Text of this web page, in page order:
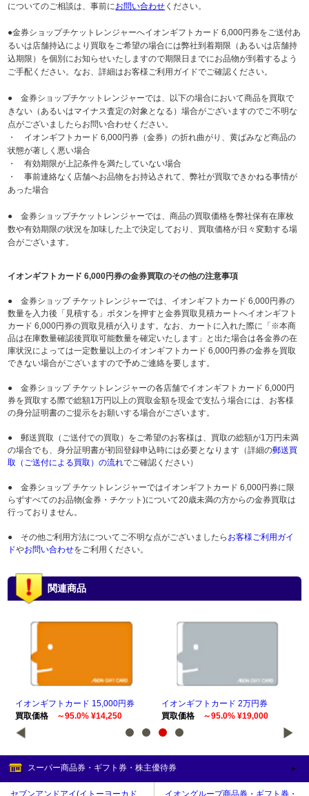
についてのご相談は、事前にお問い合わせ ください。
●金券ショップチケットレンジャーへイオンギフトカード 6,000円券をご送付あ
るいは店舗持込により買取をご希望の場合には弊社到着期限（あるいは店舗持
込期限）を個別にお知らせいたしますので期限日までにお品物が到着するよう
ご手配ください。なお、詳細はお客様ご利用ガイドでご確認ください。
● 金券ショップチケットレンジャーでは、以下の場合において商品を買取で
きない（あるいはマイナス査定の対象となる）場合がございますのでご不明な
点がございましたらお問い合わせください。
・ イオンギフトカード 6,000円券（金券）の折れ曲がり、黄ばみなど商品の
状態が著しく悪い場合
・ 有効期限が上記条件を満たしていない場合
・ 事前連絡なく店舗へお品物をお持込されて、弊社が買取できかねる事情が
あった場合
● 金券ショップチケットレンジャーでは、商品の買取価格を弊社保有在庫枚
数や有効期限の状況を加味した上で決定しており、買取価格が日々変動する場
合がございます。
イオンギフトカード 6,000円券の金券買取のその他の注意事項
● 金券ショップ チケットレンジャーでは、イオンギフトカード 6,000円券の
数量を入力後「見積する」ボタンを押すと金券買取見積カートへイオンギフト
カード 6,000円券の買取見積が入ります。なお、カートに入れた際に「※本商
品は在庫数量確認後買取可能数量を確定いたします」と出た場合は各金券の在
庫状況によっては一定数量以上のイオンギフトカード 6,000円券の金券を買取
できない場合がございますので予めご連絡を要します。
● 金券ショップ チケットレンジャーの各店舗でイオンギフトカード 6,000円
券を買取する際で総額1万円以上の買取金額を現金で支払う場合には、お客様
の身分証明書のご提示をお願いする場合がございます。
● 郵送買取（ご送付での買取）をご希望のお客様は、買取の総額が1万円未満
の場合でも、身分証明書が初回登録申込時には必要となります（詳細の郵送買
取（ご送付による買取）の流れでご確認ください）
● 金券ショップ チケットレンジャーではイオンギフトカード 6,000円券に限
らずすべてのお品物(金券・チケット)について20歳未満の方からの金券買取は
行っておりません。
● その他ご利用方法についてご不明な点がございましたら お客様ご利用ガイ
ドやお問い合わせをご利用ください。
関連商品
イオンギフトカード 15,000円券
買取価格
～95.0% ¥14,250
イオンギフトカード 2万円券
買取価格
～95.0% ¥19,000
スーパー商品券・ギフト券・株主優待券